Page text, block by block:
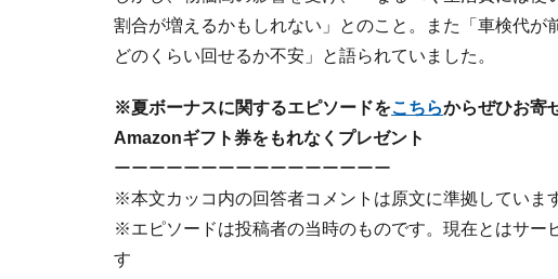
割合が増えるかもしれない」とのこと。また「車検代が
どのくらい回せるか不安」と語られていました。
※夏ボーナスに関するエピソードをこちらからぜひお寄
Amazonギフト券をもれなくプレゼント
ーーーーーーーーーーーーーーーー
※本文カッコ内の回答者コメントは原文に準拠していま
※エピソードは投稿者の当時のものです。現在とはサー
す